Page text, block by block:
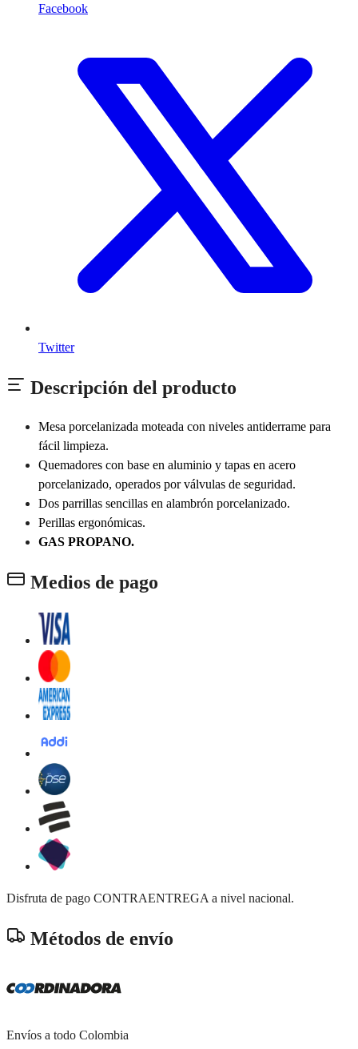
Facebook
Twitter
Descripción del producto
Mesa porcelanizada moteada con niveles antiderrame para
fácil limpieza.
Quemadores con base en aluminio y tapas en acero
porcelanizado, operados por válvulas de seguridad.
Dos parrillas sencillas en alambrón porcelanizado.
Perillas ergonómicas.
GAS PROPANO.
Medios de pago
Disfruta de pago CONTRAENTREGA a nivel nacional.
Métodos de envío
Envíos a todo Colombia